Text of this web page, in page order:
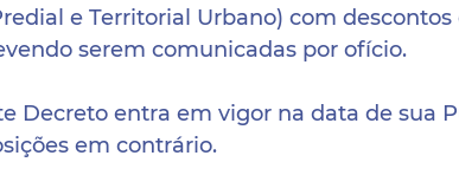
e Territorial Urbano) com
serem comunicadas por ofício.
Decreto entra em vigor na data de sua
em contrário.